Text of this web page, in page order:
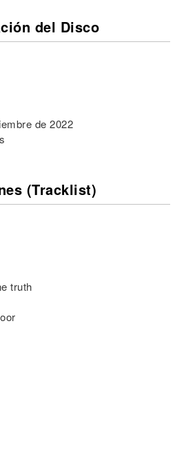
del Disco
de 2022
(Tracklist)
truth